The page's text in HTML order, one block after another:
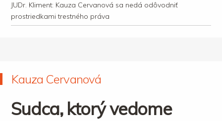
JUDr. Kliment: Kauza Cervanová sa nedá odôvodniť
prostriedkami trestného práva
Kauza Cervanová
Sudca, ktorý vedome